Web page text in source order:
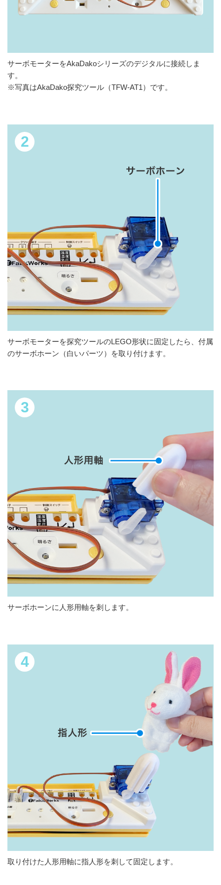
サーボモーターをAkaDakoシリーズのデジタルに接続しま
す。
※写真はAkaDako探究ツール（TFW-AT1）です。
サーボモーターを探究ツールのLEGO形状に固定したら、付属
のサーボホーン（白いパーツ）を取り付けます。
サーボホーンに人形用軸を刺します。
取り付けた人形用軸に指人形を刺して固定します。